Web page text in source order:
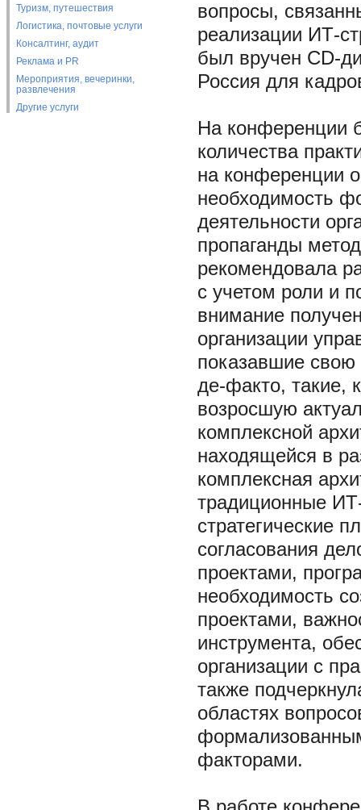
Туризм, путешествия
Логистика, почтовые услуги
Консалтинг, аудит
Реклама и PR
Мероприятия, вечеринки,
развлечения
Другие услуги
вопросы,
реализации ИТ-
был вручен CD-
Россия для
На конференции
количества
на конференции
необходимость
деятельности
пропаганды
рекомендовала
с учетом роли и
внимание
организации
показавшие свою
де-факто, такие,
возросшую
комплексной
находящейся в
комплексная
традиционные
стратегические
согласования
проектами,
необходимость
проектами,
инструмента,
организации с
также
областях
факторами.